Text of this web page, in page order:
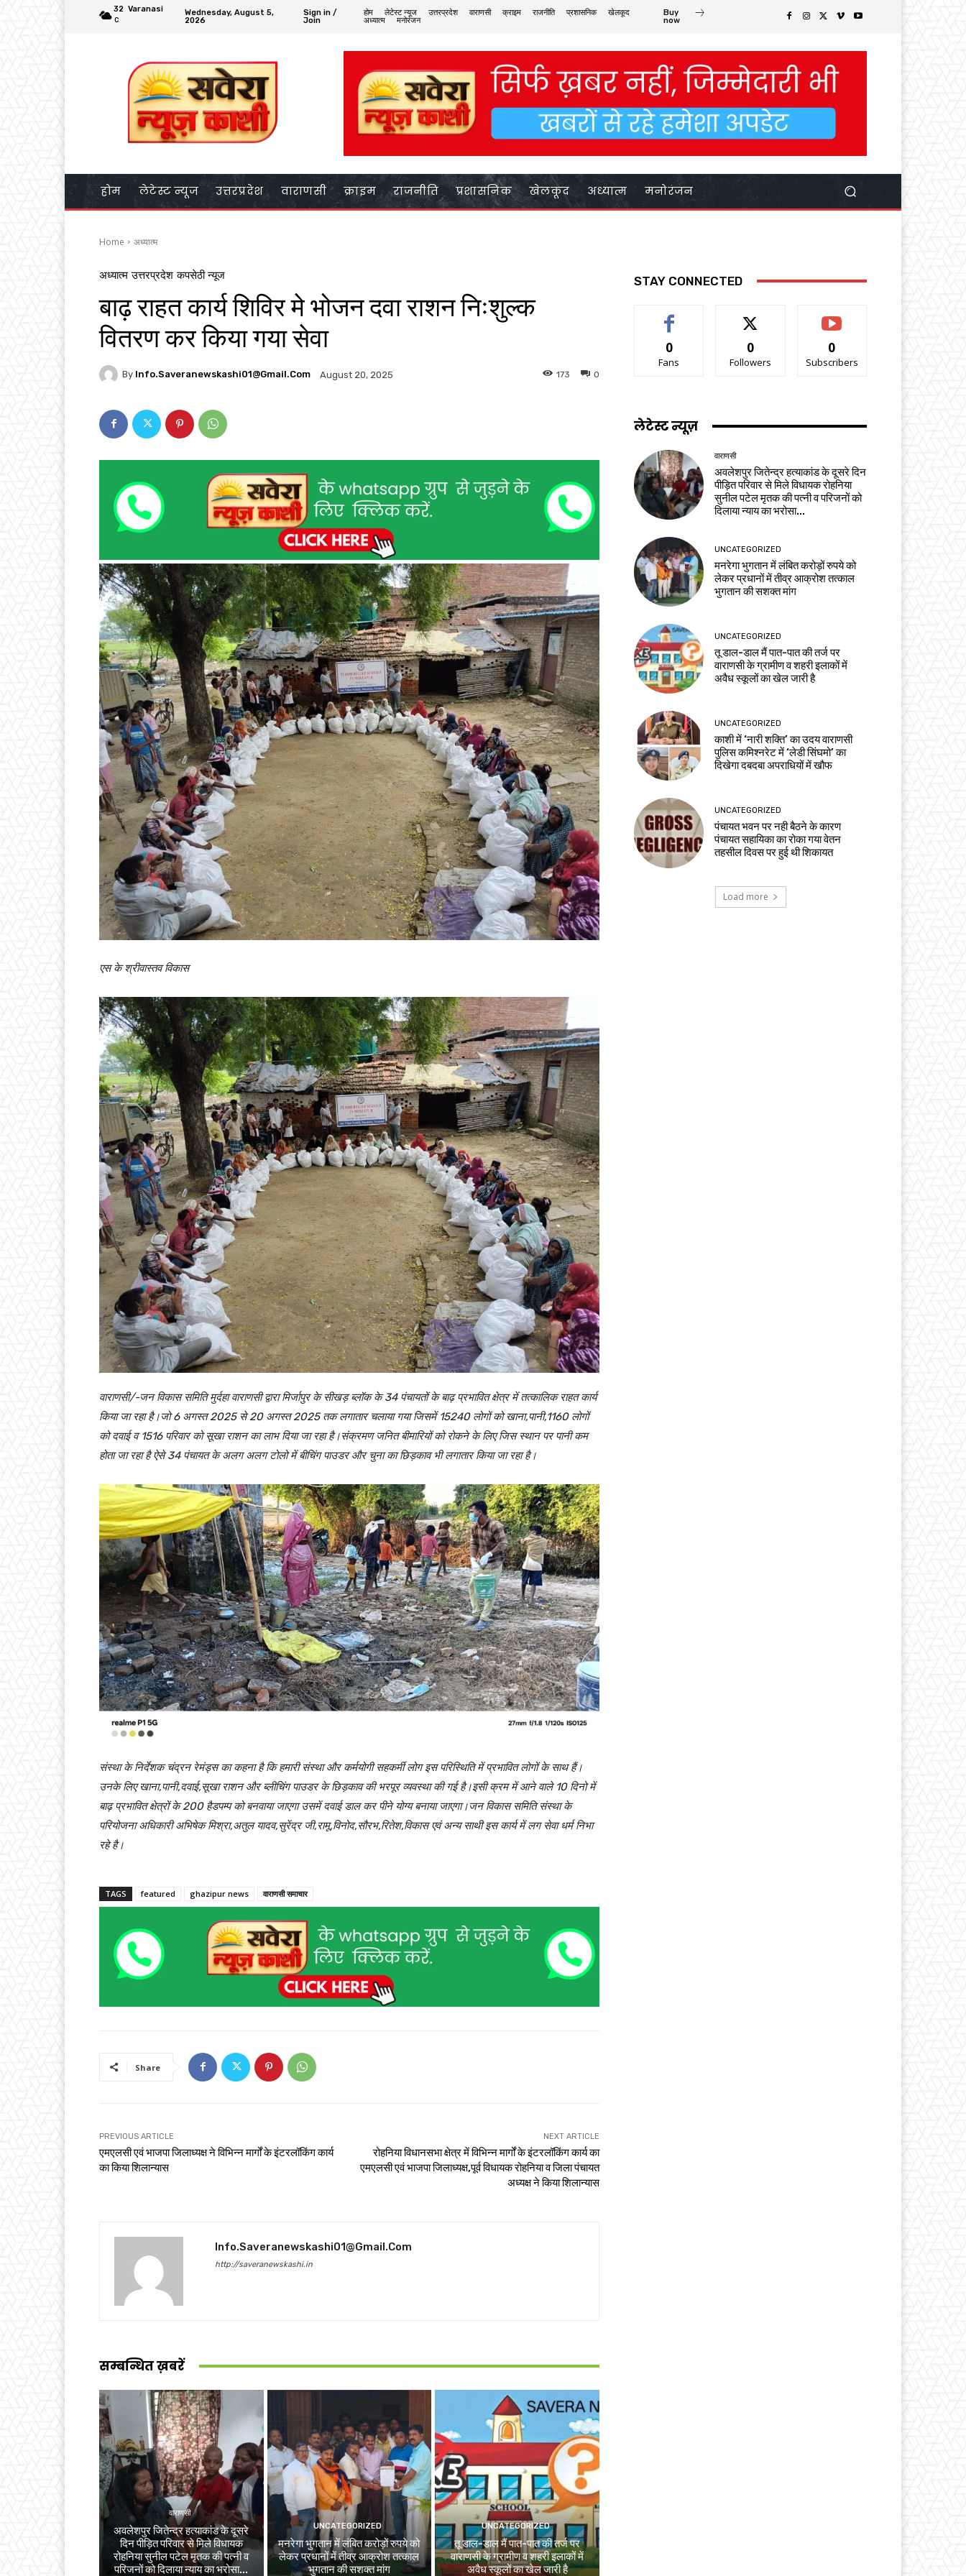
32
C
Varanasi
Wednesday, August 5,
2026
Sign in /
Join
होम लेटेस्ट न्यूज उत्तरप्रदेश वाराणसी क्राइम राजनीति प्रशासनिक
खेलकूद
अध्यात्म
मनोरंजन
Buy
now
होम लेटेस्ट न्यूज उत्तरप्रदेश वाराणसी क्राइम राजनीति प्रशासनिक खेलकूद अध्यात्म मनोरंजन
Home अध्यात्म
अध्यात्म उत्तरप्रदेश कपसेठी न्यूज
बाढ़ राहत कार्य शिविर मे भोजन दवा राशन निःशुल्क
वितरण कर किया गया सेवा
By Info.saveranewskashi01@gmail.com August 20, 2025 0
173
एस के श्रीवास्तव विकास
वाराणसी/-जन विकास समिति मुर्दहा वाराणसी द्वारा मिर्जापुर के सीखड़ ब्लॉक के 34 पंचायतों के बाढ़ प्रभावित क्षेत्र में तत्कालिक राहत कार्य
किया जा रहा है।जो 6 अगस्त 2025 से 20 अगस्त 2025 तक लगातार चलाया गया जिसमें 15240 लोगों को खाना,पानी,1160 लोगों
को दवाई व 1516 परिवार को सूखा राशन का लाभ दिया जा रहा है।संक्रमण जनित बीमारियों को रोकने के लिए जिस स्थान पर पानी कम
होता जा रहा है ऐसे 34 पंचायत के अलग अलग टोलो में बीचिंग पाउडर और चुना का छिड़काव भी लगातार किया जा रहा है।
संस्था के निर्देशक चंद्रन रेमंड्स का कहना है कि हमारी संस्था और कर्मयोगी सहकर्मी लोग इस परिस्थिति में प्रभावित लोगों के साथ हैं।
उनके लिए खाना,पानी,दवाई,सूखा राशन और ब्लीचिंग पाउडर के छिड़काव की भरपूर व्यवस्था की गई है।इसी क्रम में आने वाले 10 दिनो में
बाढ़ प्रभावित क्षेत्रों के 200 हैडपम्प को बनवाया जाएगा उसमें दवाई डाल कर पीने योग्य बनाया जाएगा।जन विकास समिति संस्था के
परियोजना अधिकारी अभिषेक मिश्रा,अतुल यादव,सुरेंद्र जी,रामू,विनोद,सौरभ,रितेश,विकास एवं अन्य साथी इस कार्य में लग सेवा धर्म निभा
रहे है।
TAGS featured ghazipur news वाराणसी समाचार
Share
PREVIOUS ARTICLE
एमएलसी एवं भाजपा जिलाध्यक्ष ने विभिन्न मार्गों के इंटरलॉकिंग कार्य
का किया शिलान्यास
NEXT ARTICLE
रोहनिया विधानसभा क्षेत्र में विभिन्न मार्गों के इंटरलॉकिंग कार्य का
एमएलसी एवं भाजपा जिलाध्यक्ष,पूर्व विधायक रोहनिया व जिला पंचायत
अध्यक्ष ने किया शिलान्यास
Info.saveranewskashi01@gmail.com
http://saveranewskashi.in
सम्बन्धित ख़बरें
वाराणसी
अवलेशपुर जितेन्द्र हत्याकांड के दूसरे
दिन पीड़ित परिवार से मिले विधायक
रोहनिया सुनील पटेल मृतक की पत्नी व
परिजनों को दिलाया न्याय का भरोसा...
UNCATEGORIZED
मनरेगा भुगतान में लंबित करोड़ों रुपये को
लेकर प्रधानों में तीव्र आक्रोश तत्काल
भुगतान की सशक्त मांग
UNCATEGORIZED
तू डाल-डाल मैं पात-पात की तर्ज पर
वाराणसी के ग्रामीण व शहरी इलाकों में
अवैध स्कूलों का खेल जारी है
STAY CONNECTED
0
Fans
0
Followers
0
Subscribers
लेटेस्ट न्यूज़
वाराणसी
अवलेशपुर जितेन्द्र हत्याकांड के दूसरे दिन
पीड़ित परिवार से मिले विधायक रोहनिया
सुनील पटेल मृतक की पत्नी व परिजनों को
दिलाया न्याय का भरोसा...
UNCATEGORIZED
मनरेगा भुगतान में लंबित करोड़ों रुपये को
लेकर प्रधानों में तीव्र आक्रोश तत्काल
भुगतान की सशक्त मांग
UNCATEGORIZED
तू डाल-डाल मैं पात-पात की तर्ज पर
वाराणसी के ग्रामीण व शहरी इलाकों में
अवैध स्कूलों का खेल जारी है
UNCATEGORIZED
काशी में ‘नारी शक्ति’ का उदय वाराणसी
पुलिस कमिश्नरेट में ‘लेडी सिंघमो’ का
दिखेगा दबदबा अपराधियों में खौफ
UNCATEGORIZED
पंचायत भवन पर नही बैठने के कारण
पंचायत सहायिका का रोका गया वेतन
तहसील दिवस पर हुई थी शिकायत
Load more